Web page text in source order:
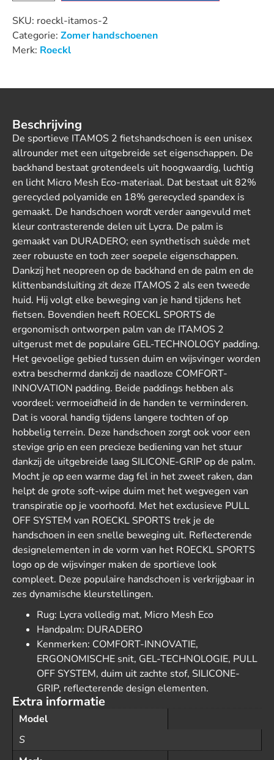
SKU: roeckl-itamos-2
Categorie: Zomer handschoenen
Merk: Roeckl
Beschrijving
De sportieve ITAMOS 2 fietshandschoen is een unisex
allrounder met een uitgebreide set eigenschappen. De
backhand bestaat grotendeels uit hoogwaardig, luchtig
en licht Micro Mesh Eco-materiaal. Dat bestaat uit 82%
gerecycled polyamide en 18% gerecycled spandex is
gemaakt. De handschoen wordt verder aangevuld met
kleur contrasterende delen uit Lycra. De palm is
gemaakt van DURADERO; een synthetisch suède met
zeer robuuste en toch zeer soepele eigenschappen.
Dankzij het neopreen op de backhand en de palm en de
klittenbandsluiting zit deze ITAMOS 2 als een tweede
huid. Hij volgt elke beweging van je hand tijdens het
fietsen. Bovendien heeft ROECKL SPORTS de
ergonomisch ontworpen palm van de ITAMOS 2
uitgerust met de populaire GEL-TECHNOLOGY padding.
Het gevoelige gebied tussen duim en wijsvinger worden
extra beschermd dankzij de naadloze COMFORT-
INNOVATION padding. Beide paddings hebben als
voordeel: vermoeidheid in de handen te verminderen.
Dat is vooral handig tijdens langere tochten of op
hobbelig terrein. Deze handschoen zorgt ook voor een
stevige grip en een precieze bediening van het stuur
dankzij de uitgebreide laag SILICONE-GRIP op de palm.
Mocht je op een warme dag fel in het zweet raken, dan
helpt de grote soft-wipe duim met het wegvegen van
transpiratie op je voorhoofd. Met het exclusieve PULL
OFF SYSTEM van ROECKL SPORTS trek je de
handschoen in een snelle beweging uit. Reflecterende
designelementen in de vorm van het ROECKL SPORTS
logo op de wijsvinger maken de sportieve look
compleet. Deze populaire handschoen is verkrijgbaar in
zes dynamische kleurstellingen.
Rug: Lycra volledig mat, Micro Mesh Eco
Handpalm: DURADERO
Kenmerken: COMFORT-INNOVATIE,
ERGONOMISCHE snit, GEL-TECHNOLOGIE, PULL
OFF SYSTEM, duim uit zachte stof, SILICONE-
GRIP, reflecterende design elementen.
Extra informatie
Model
S